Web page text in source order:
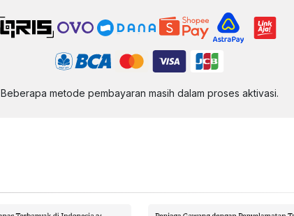
Beberapa metode pembayaran masih dalam proses aktivasi.